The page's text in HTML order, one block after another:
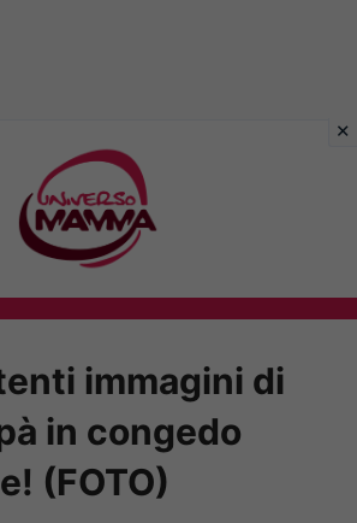
immagini di
in congedo
(FOTO)